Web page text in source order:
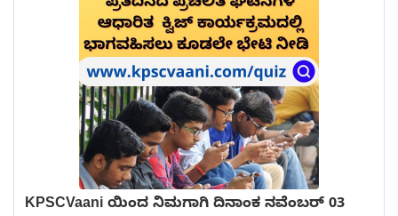
KPSCVaani ಯಿಂದ ನಿಮಗಾಗಿ ದಿನಾಂಕ ನವೆಂಬರ್ 03